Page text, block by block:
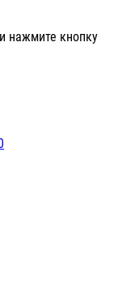
нажмите кнопку